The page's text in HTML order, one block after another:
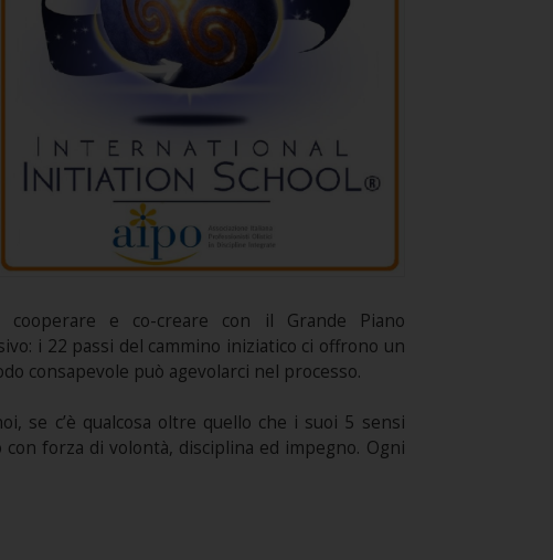
e co-creare con il Grande Piano
i 22 passi del cammino iniziatico ci offrono un
consapevole può agevolarci nel processo.
se c’è qualcosa oltre quello che i suoi 5 sensi
forza di volontà, disciplina ed impegno. Ogni